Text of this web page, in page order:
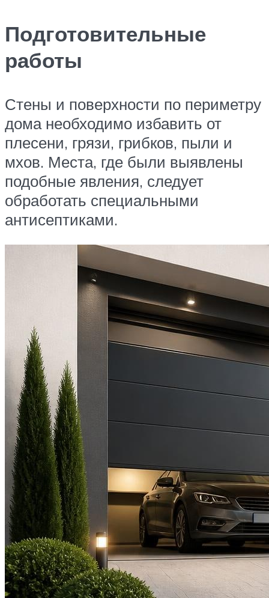
Подготовительные
работы
Стены и поверхности по периметру
дома необходимо избавить от
плесени, грязи, грибков, пыли и
мхов. Места, где были выявлены
подобные явления, следует
обработать специальными
антисептиками.